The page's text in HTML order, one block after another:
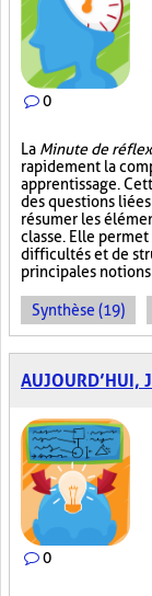
0
La Minute de
rapidement la
apprentissage.
des questions
résumer les
classe. Elle
difficultés et de
principales notions
Synthèse (19)
AUJOURD’HUI,
0